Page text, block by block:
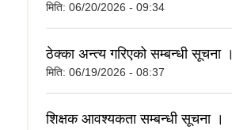
मिति: 06/20/2026 - 09:34
ठेक्का अन्त्य गरिएको सम्बन्धी सूचना ।
मिति: 06/19/2026 - 08:37
शिक्षक आवश्यकता सम्बन्धी सूचना ।